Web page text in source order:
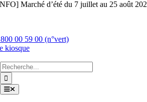
Skip Marché d’été du 7 juillet au 25 août
00 59 00 (n°vert)
kiosque
Chercher
:
Toggle
Navigation